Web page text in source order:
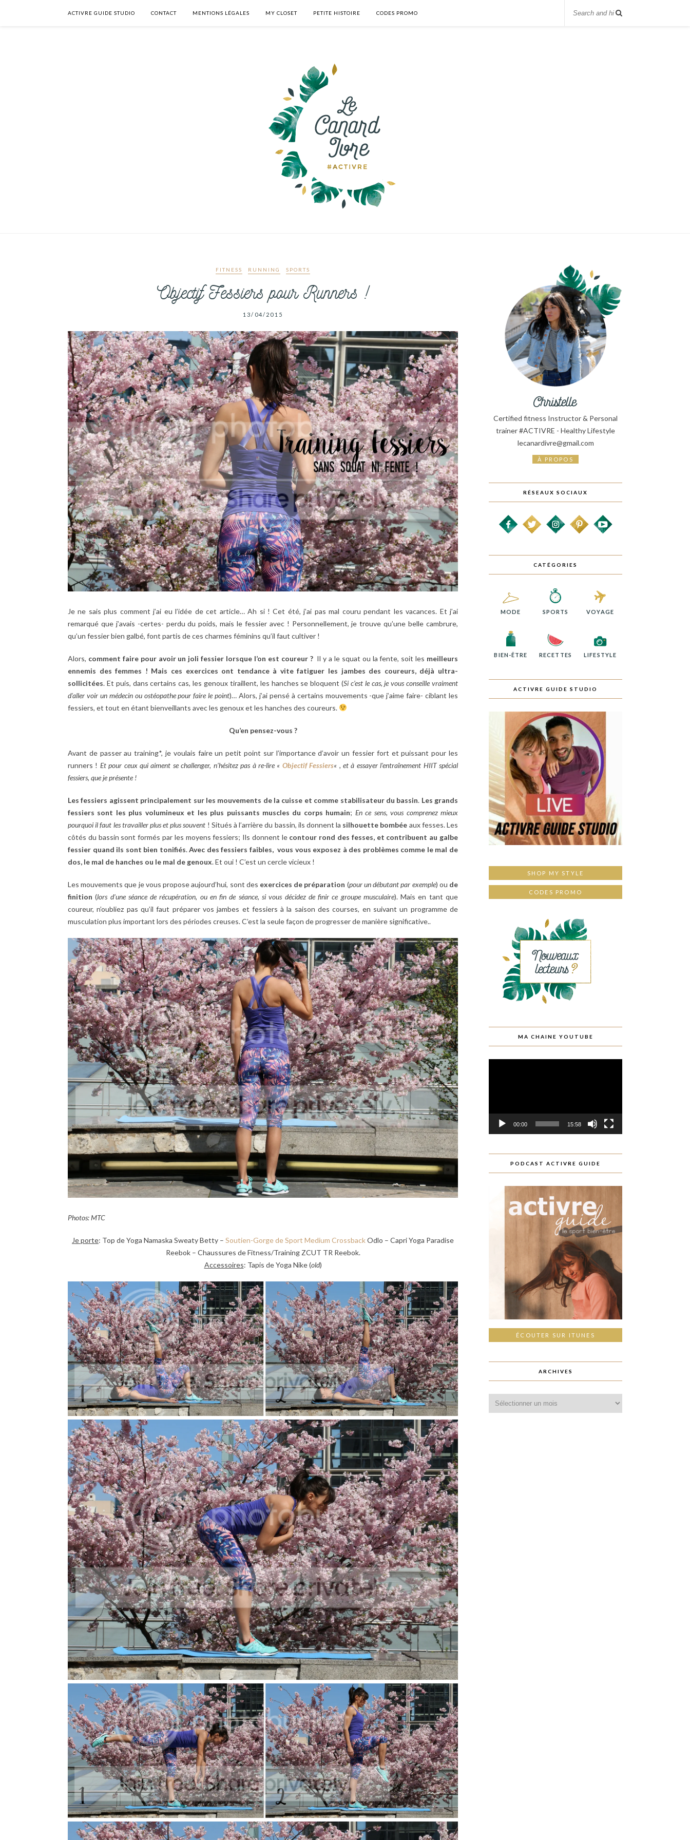
ACTIVRE GUIDE STUDIO CONTACT MENTIONS LÉGALES MY CLOSET PETITE HISTOIRE CODES PROMO
FITNESS RUNNING SPORTS
Objectif Fessiers pour Runners !
13/04/2015
Je ne sais plus comment j’ai eu l’idée de cet article… Ah si ! Cet été, j’ai pas mal couru pendant les vacances. Et j’ai
remarqué que j’avais -certes- perdu du poids, mais le fessier avec ! Personnellement, je trouve qu’une belle cambrure,
qu’un fessier bien galbé, font partis de ces charmes féminins qu’il faut cultiver !
Alors, comment faire pour avoir un joli fessier lorsque l’on est coureur ?Il y a le squat ou la fente, soit les meilleurs
ennemis des femmes ! Mais ces exercices ont tendance à vite fatiguer les jambes des coureurs, déjà ultra-
sollicitées. Et puis, dans certains cas, les genoux tiraillent, les hanches se bloquent (Si c’est le cas, je vous conseille vraiment
d’aller voir un médecin ou ostéopathe pour faire le point)… Alors, j’ai pensé à certains mouvements -que j’aime faire- ciblant les
fessiers, et tout en étant bienveillants avec les genoux et les hanches des coureurs.
Qu’en pensez-vous ?
Avant de passer au training*, je voulais faire un petit point sur l’importance d’avoir un fessier fort et puissant pour les
runners ! Et pour ceux qui aiment se challenger, n’hésitez pas à re-lire « Objectif Fessiers« , et à essayer l’entraînement HIIT spécial
fessiers, que je présente !
Les fessiers agissent principalement sur les mouvements de la cuisse et comme stabilisateur du bassin. Les grands
fessiers sont les plus volumineux et les plus puissants muscles du corps humain; En ce sens, vous comprenez mieux
pourquoi il faut les travailler plus et plus souvent ! Situés à l’arrière du bassin, ils donnent la silhouette bombée aux fesses. Les
côtés du bassin sont formés par les moyens fessiers; Ils donnent le contour rond des fesses, et contribuent au galbe
fessier quand ils sont bien tonifiés.Avec des fessiers faibles, vous vous exposez à des problèmes comme le mal de
dos, le mal de hanches ou le mal de genoux. Et oui ! C’est un cercle vicieux !
Les mouvements que je vous propose aujourd’hui, sont des exercices de préparation (pour un débutant par exemple) ou de
finition (lors d’une séance de récupération, ou en fin de séance, si vous décidez de finir ce groupe musculaire). Mais en tant que
coureur, n’oubliez pas qu’il faut préparer vos jambes et fessiers à la saison des courses, en suivant un programme de
musculation plus important lors des périodes creuses. C’est la seule façon de progresser de manière significative..
Photos: MTC
Je porte: Top de Yoga Namaska Sweaty Betty – Soutien-Gorge de Sport Medium CrossbackOdlo – Capri Yoga Paradise
Reebok – Chaussures de Fitness/Training ZCUT TR Reebok.
Accessoires: Tapis de Yoga Nike (old)
Certified fitness Instructor & Personal
trainer #ACTIVRE - Healthy Lifestyle
lecanardivre@gmail.com
À PROPOS
RÉSEAUX SOCIAUX
CATÉGORIES
MODE SPORTS VOYAGE
BIEN-ÊTRE RECETTES LIFESTYLE
ACTIVRE GUIDE STUDIO
SHOP MY STYLE
CODES PROMO
MA CHAINE YOUTUBE
00:00 15:58
PODCAST ACTIVRE GUIDE
ÉCOUTER SUR ITUNES
ARCHIVES